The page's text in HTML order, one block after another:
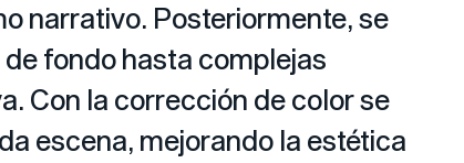
narrativo. Posteriormente, se
fondo hasta complejas
Con la corrección de color se
escena, mejorando la estética